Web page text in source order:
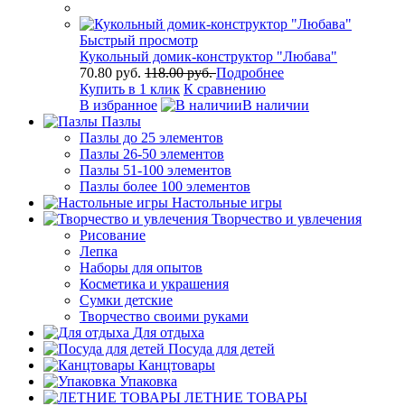
Быстрый просмотр
Кукольный домик-конструктор "Любава"
70.80 руб. 118.00 руб.Подробнее
Купить в 1 клик К сравнению
В избранное
В наличии
Пазлы
Пазлы до 25 элементов
Пазлы 26-50 элементов
Пазлы 51-100 элементов
Пазлы более 100 элементов
Настольные игры
Творчество и увлечения
Рисование
Лепка
Наборы для опытов
Косметика и украшения
Сумки детские
Творчество своими руками
Для отдыха
Посуда для детей
Канцтовары
Упаковка
ЛЕТНИЕ ТОВАРЫ